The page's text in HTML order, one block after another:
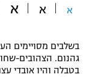
תקנון משתתפים
תקנון עבור פעילות
טניס
גיימינג E-Sports
בייסבול MLB
א א א
בשלבים מסויימים
גהנום. הצהובים-
בטבלה והיו אובדי